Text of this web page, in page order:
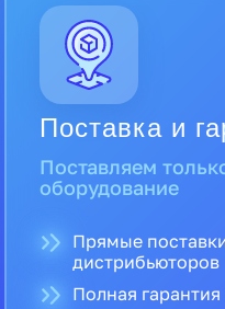
Поставка и
Поставляем
оборудование
Прямые
дистрибьюторов
Полная